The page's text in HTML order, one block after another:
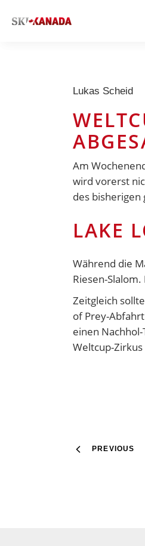
Lukas Scheid
Am
wird vorerst
des bisherigen
LAKE
Während die
Riesen-
Zeitgleich
of Prey-
einen
Weltcup-
PREVIOUS